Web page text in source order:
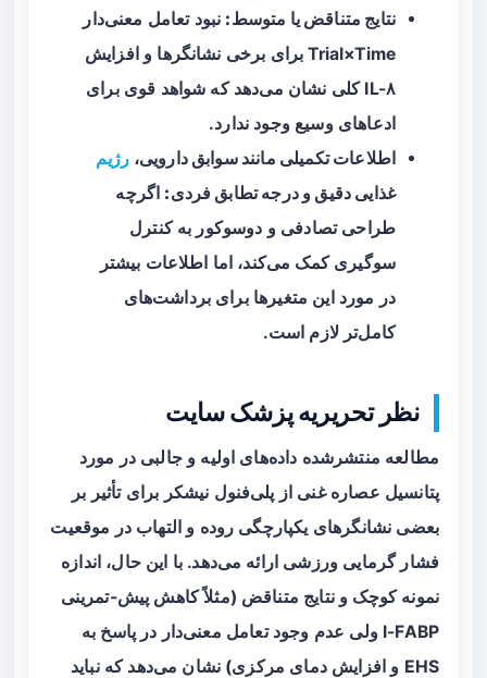
نتایج متناقض یا متوسط: نبود تعامل معنی‌دار
Trial×Time برای برخی نشانگرها و افزایش
IL-۸ کلی نشان می‌دهد که شواهد قوی برای
ادعاهای وسیع وجود ندارد.
اطلاعات تکمیلی مانند سوابق دارویی، رژیم
غذایی دقیق و درجه تطابق فردی: اگرچه
طراحی تصادفی و دوسوکور به کنترل
سوگیری کمک می‌کند، اما اطلاعات بیشتر
در مورد این متغیرها برای برداشت‌های
کامل‌تر لازم است.
نظر تحریریه پزشک سایت
مطالعه منتشرشده داده‌های اولیه و جالبی در مورد
پتانسیل عصاره غنی از پلی‌فنول نیشکر برای تأثیر بر
بعضی نشانگرهای یکپارچگی روده و التهاب در موقعیت
فشار گرمایی ورزشی ارائه می‌دهد. با این حال، اندازه
نمونه کوچک و نتایج متناقض (مثلاً کاهش پیش-تمرینی
I-FABP ولی عدم وجود تعامل معنی‌دار در پاسخ به
EHS و افزایش دمای مرکزی) نشان می‌دهد که نباید